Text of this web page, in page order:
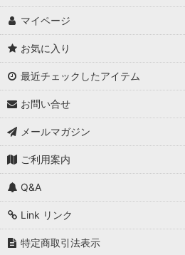
マイページ
お気に入り
最近チェックしたアイテム
お問い合せ
メールマガジン
ご利用案内
Q&A
Link リンク
特定商取引法表示